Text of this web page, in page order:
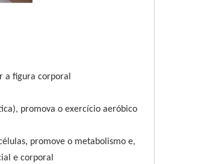
a figura corporal
promova o exercício aeróbico
promove o metabolismo e,
e corporal